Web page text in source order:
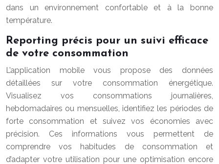
dans un environnement confortable et à la bonne
température.
Reporting précis pour un suivi efficace
de votre consommation
L’application mobile vous propose des données
détaillées sur votre consommation énergétique.
Visualisez vos consommations journalières,
hebdomadaires ou mensuelles, identifiez les périodes de
forte consommation et suivez vos économies avec
précision. Ces informations vous permettent de
comprendre vos habitudes de consommation et
d’adapter votre utilisation pour une optimisation encore